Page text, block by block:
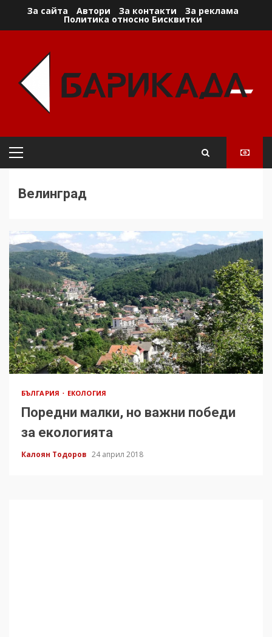
За сайта Автори За контакти За реклама
Политика относно Бисквитки
Primary
Велинград
БЪЛГАРИЯ ЕКОЛОГИЯ
Поредни малки, но важни победи
за екологията
Калоян Тодоров 24 април 2018